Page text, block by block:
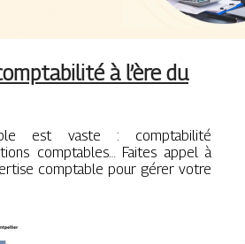
à l’ère du
est vaste : comptabilité
comptables… Faites appel à
comptable pour gérer votre